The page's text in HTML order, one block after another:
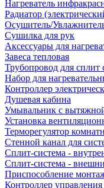
Нагреватель
Радиатор
Осушитель/
Сушилка для рук
Аксессуары для
Завеса тепловая
Трубопровод для сплит
Набор для
Контроллер
Душевая кабина
Умывальник с
Установка
Терморегулятор
Стенной канал для
Сплит-система -
Сплит-система -
Приспособление
Контроллер